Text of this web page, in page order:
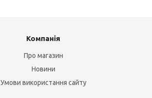
Компанія
Про магазин
Новини
Умови використання сайту